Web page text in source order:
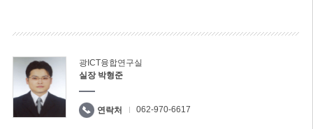
광ICT융합연구실
실장 박형준
연락처 062-970-6617